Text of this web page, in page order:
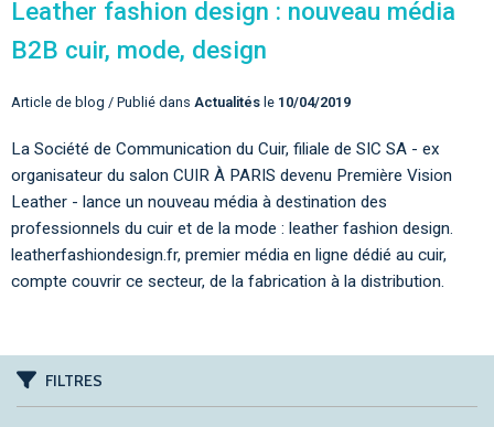
Leather fashion design : nouveau média
B2B cuir, mode, design
Article de blog / Publié dans Actualités le 10/04/2019
La Société de Communication du Cuir, filiale de SIC SA - ex
organisateur du salon CUIR À PARIS devenu Première Vision
Leather - lance un nouveau média à destination des
professionnels du cuir et de la mode : leather fashion design.
leatherfashiondesign.fr, premier média en ligne dédié au cuir,
compte couvrir ce secteur, de la fabrication à la distribution.
FILTRES